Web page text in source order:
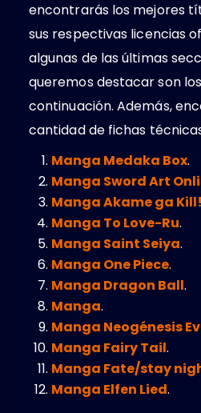
encontrarás los mejores
sus respectivas licencias
algunas de las últimas
queremos destacar son
continuación. Además,
cantidad de fichas
Manga Medaka Box.
Manga Sword Art
Manga Akame ga Kill!
Manga To Love-Ru.
Manga Saint Seiya.
Manga One Piece.
Manga Dragon Ball.
Manga.
Manga Neogénesis
Manga Fairy Tail.
Manga Fate/stay
Manga Elfen Lied.